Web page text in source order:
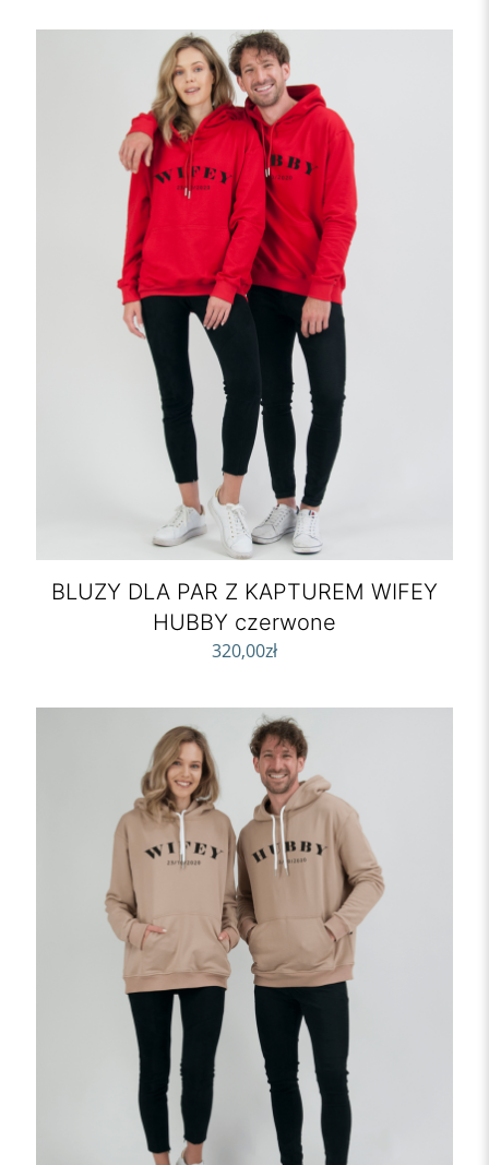
BLUZY DLA PAR Z KAPTUREM WIFEY
HUBBY czerwone
320,00zł